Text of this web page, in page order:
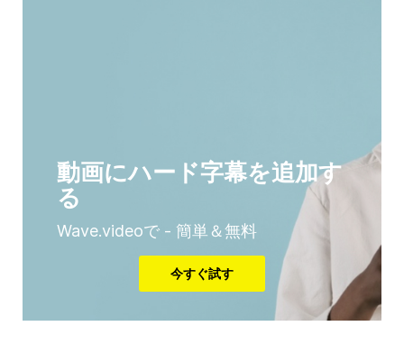
動画にハード字幕を追加す
る
Wave.videoで - 簡単＆無料
今すぐ試す